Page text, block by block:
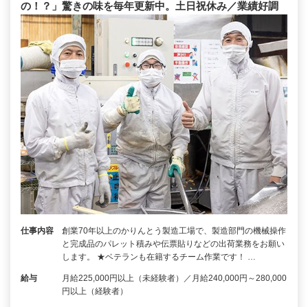
の！？」驚きの味を毎年更新中。土日祝休み／業績好調
仕事内容
創業70年以上のかりんとう製造工場で、製造部門の機械操作
と完成品のパレット積みや伝票貼りなどの出荷業務をお願い
します。 ★ベテランも在籍するチーム作業です！ …
給与
月給225,000円以上（未経験者）／月給240,000円～280,000
円以上（経験者）